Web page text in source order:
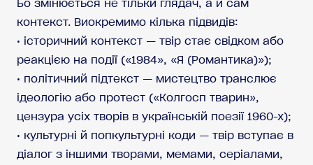
Бо змінюється не тільки глядач, а й сам
контекст. Виокремимо кілька підвидів:
• історичний контекст — твір стає свідком або
реакцією на події («1984», «Я (Романтика)»);
• політичний підтекст — мистецтво транслює
ідеологію або протест («Колгосп тварин»,
цензура усіх творів в українській поезії 1960-х);
• культурні й попкультурні коди — твір вступає в
діалог з іншими творами, мемами, серіалами,